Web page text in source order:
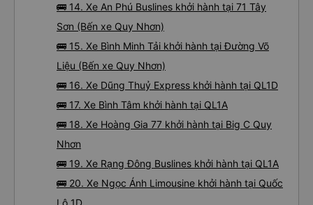
🚌 14. Xe An Phú Buslines khởi hành tại 71 Tây
Sơn (Bến xe Quy Nhơn)
🚌 15. Xe Bình Minh Tải khởi hành tại Đường Võ
Liệu (Bến xe Quy Nhơn)
🚌 16. Xe Dũng Thuỷ Express khởi hành tại QL1D
🚌 17. Xe Bình Tâm khởi hành tại QL1A
🚌 18. Xe Hoàng Gia 77 khởi hành tại Big C Quy
Nhơn
🚌 19. Xe Rạng Đông Buslines khởi hành tại QL1A
🚌 20. Xe Ngọc Ánh Limousine khởi hành tại Quốc
Lộ 1D